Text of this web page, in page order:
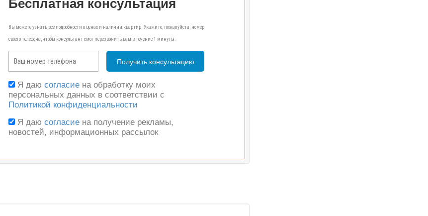
Вы можете узнать все подробности о ценах и наличии квартир. Укажите, пожалуйста, номер
своего телефона, чтобы консультант смог перезвонить вам в течение 1 минуты.
Я даю согласиена обработку моих
персональных данных в соответствии с
Политикой конфиденциальности
Я даю согласиена получение рекламы,
новостей, информационных рассылок